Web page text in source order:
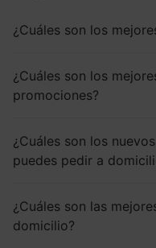
¿Cuáles son los
¿Cuáles son los
promociones?
¿Cuáles son los
puedes pedir a
¿Cuáles son las
domicilio?